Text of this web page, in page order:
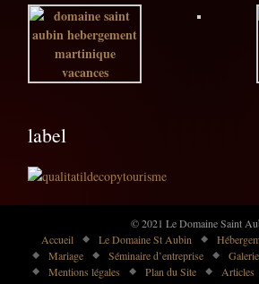
label
© 2021 Le Domaine Saint
Accueil
Le Domaine St Aubin
Mariage
Séminaire d’entreprise
Mentions légales
Plan du Site Articles